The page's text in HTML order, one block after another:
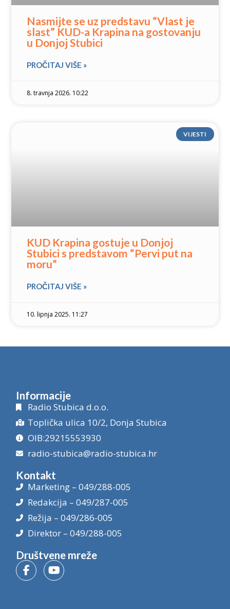
Nasmijte se uz predstavu “Vlast je
slast” KUD-a Krapina na gostovanju
u Donjoj Stubici
PROČITAJ VIŠE »
8. travnja 2026. 10:22
VIJESTI
KUD Krapina gostuje u Donjoj
Stubici s predstavom “Pervi put na
moru”
PROČITAJ VIŠE »
10. lipnja 2025. 11:27
Informacije
Radio Stubica d.o.o.
Toplička ulica 10/2, Donja Stubica
OIB:29215553930
radio-stubica@radio-stubica.hr
Kontakt
Marketing – 049/288-005
Redakcija – 049/287-005
Režija – 049/286-005
Direktor – 049/288-005
Društvene mreže